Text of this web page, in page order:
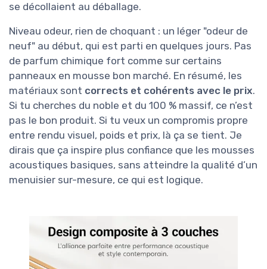
se décollaient au déballage.
Niveau odeur, rien de choquant : un léger "odeur de
neuf" au début, qui est parti en quelques jours. Pas
de parfum chimique fort comme sur certains
panneaux en mousse bon marché. En résumé, les
matériaux sont corrects et cohérents avec le prix.
Si tu cherches du noble et du 100 % massif, ce n’est
pas le bon produit. Si tu veux un compromis propre
entre rendu visuel, poids et prix, là ça se tient. Je
dirais que ça inspire plus confiance que les mousses
acoustiques basiques, sans atteindre la qualité d’un
menuisier sur-mesure, ce qui est logique.